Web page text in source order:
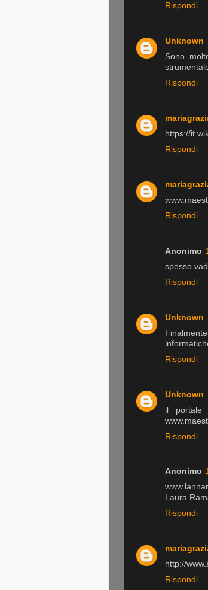
Rispondi
Unknown
Sono
Rispondi
https://
Rispondi
Rispondi
Anonimo
spesso
Rispondi
Unknown
Rispondi
Unknown
il portale
Rispondi
Anonimo
Laura
Rispondi
http://
Rispondi